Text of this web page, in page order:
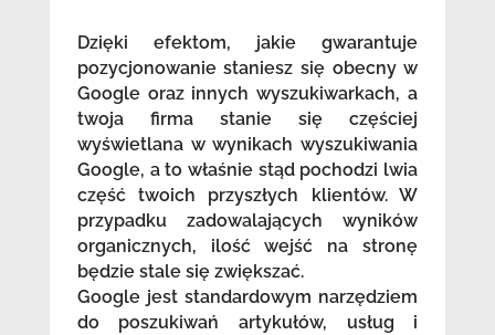
Dzięki efektom, jakie gwarantuje
pozycjonowanie staniesz się obecny w
Google oraz innych wyszukiwarkach, a
twoja firma stanie się częściej
wyświetlana w wynikach wyszukiwania
Google, a to właśnie stąd pochodzi lwia
część twoich przyszłych klientów. W
przypadku zadowalających wyników
organicznych, ilość wejść na stronę
będzie stale się zwiększać.
Google jest standardowym narzędziem
do poszukiwań artykułów, usług i